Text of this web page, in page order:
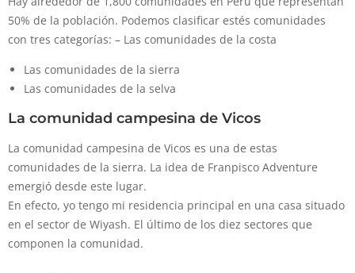
50% de la población. Podemos clasificar estés comunidades
con tres categorías: – Las comunidades de la costa
Las comunidades de la sierra
Las comunidades de la selva
La comunidad campesina de Vicos
La comunidad campesina de Vicos es una de estas
comunidades de la sierra. La idea de Franpisco Adventure
emergió desde este lugar.
En efecto, yo tengo mi residencia principal en una casa situado
en el sector de Wiyash. El último de los diez sectores que
componen la comunidad.